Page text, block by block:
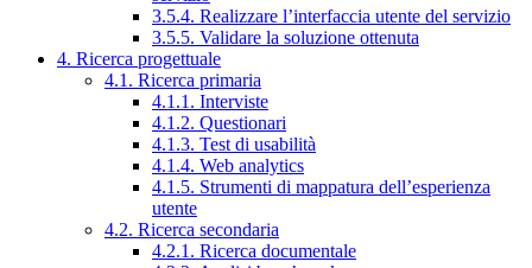
3.5.4. Realizzare l’interfaccia utente del servizio
3.5.5. Validare la soluzione ottenuta
4. Ricerca progettuale
4.1. Ricerca primaria
4.1.1. Interviste
4.1.2. Questionari
4.1.3. Test di usabilità
4.1.4. Web analytics
4.1.5. Strumenti di mappatura dell’esperienza
utente
4.2. Ricerca secondaria
4.2.1. Ricerca documentale